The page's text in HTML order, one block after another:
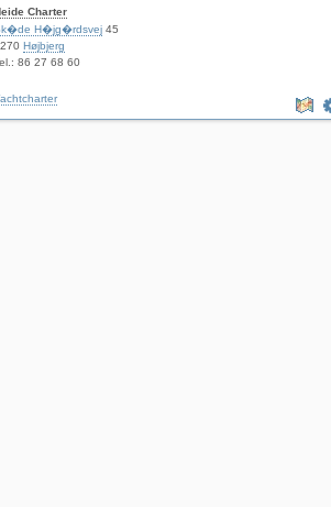
Charter
H�jg�rdsvej45
Højbjerg
86 27 68 60